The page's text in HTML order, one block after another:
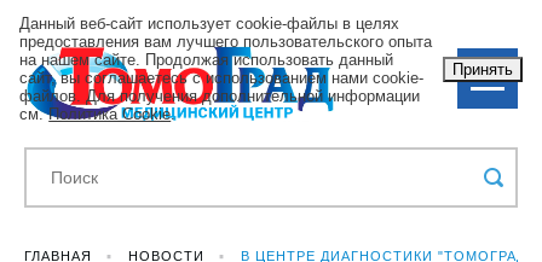
ГЛАВНАЯ НОВОСТИ В ЦЕНТРЕ ДИАГНОСТИКИ
Данный веб-сайт использует cookie-файлы в целях
предоставления вам лучшего пользовательского опыта
на нашем сайте. Продолжая использовать данный
сайт, вы соглашаетесь с использованием нами cookie-
файлов. Для получения дополнительной информации
см.Политика Cookie.
Принять